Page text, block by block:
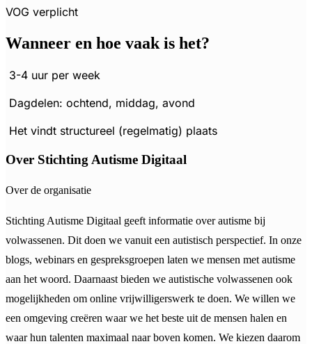
VOG verplicht
Wanneer en hoe vaak is het?
3-4 uur per week
Dagdelen: ochtend, middag, avond
Het vindt structureel (regelmatig) plaats
Over Stichting Autisme Digitaal
Over de organisatie
Stichting Autisme Digitaal geeft informatie over autisme bij
volwassenen. Dit doen we vanuit een autistisch perspectief. In onze
blogs, webinars en gespreksgroepen laten we mensen met autisme
aan het woord. Daarnaast bieden we autistische volwassenen ook
mogelijkheden om online vrijwilligerswerk te doen. We willen we
een omgeving creëren waar we het beste uit de mensen halen en
waar hun talenten maximaal naar boven komen. We kiezen daarom